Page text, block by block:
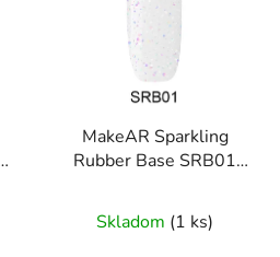
MakeAR Sparkling
Rubber Base SRB01
Skladom (1 ks)